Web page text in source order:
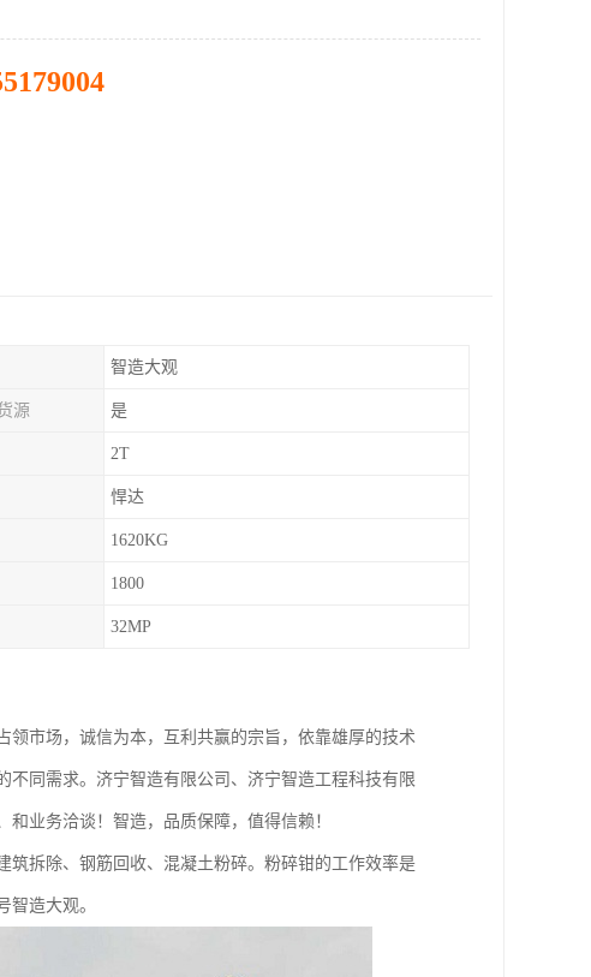
智造大观
源 是
2T
悍达
1620KG
1800
32MP
领市场，诚信为本，互利共赢的宗旨，依靠雄厚的技术
同需求。济宁智造有限公司、济宁智造工程科技有限
业务洽谈！智造，品质保障，值得信赖！
拆除、钢筋回收、混凝土粉碎。粉碎钳的工作效率是
造大观。